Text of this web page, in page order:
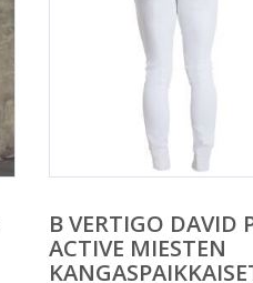
B VERTIGO DAVID
ACTIVE MIESTEN